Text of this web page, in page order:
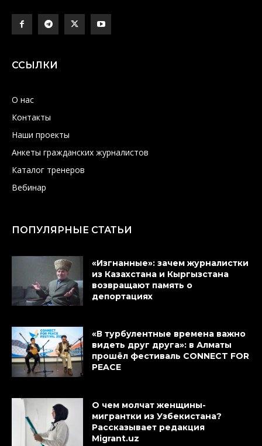
ССЫЛКИ
О нас
Контакты
Наши проекты
Анкеты гражданских журналистов
Каталог тренеров
Вебинар
ПОПУЛЯРНЫЕ СТАТЬИ
«Изгнанные»: зачем журналистки
из Казахстана и Кыргызстана
возвращают память о
депортациях
«В турбулентные времена важно
видеть друг друга»: в Алматы
прошёл фестиваль CONNECT FOR
PEACE
О чем молчат женщины-
мигрантки из Узбекистана?
Рассказывает редакция
Migrant.uz